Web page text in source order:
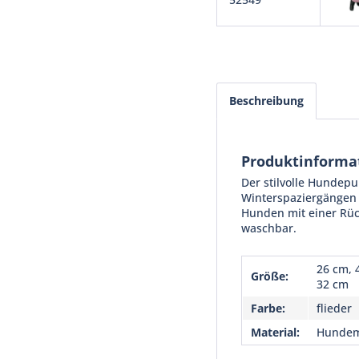
Beschreibung
Der stilvolle
Hunden mit einer
waschbar.
Größe:
26 cm,
32 cm
Farbe:
flieder
Material: